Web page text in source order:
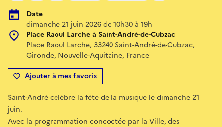
Date
dimanche 21 juin 2026 de 10h30 à 19h
Place Raoul Larche à Saint-André-de-Cubzac
Place Raoul Larche, 33240 Saint-André-de-Cubzac,
Gironde, Nouvelle-Aquitaine, France
Ajouter à mes favoris
Saint-André célèbre la fête de la musique le dimanche 21
juin.
Avec la programmation concoctée par la Ville, des